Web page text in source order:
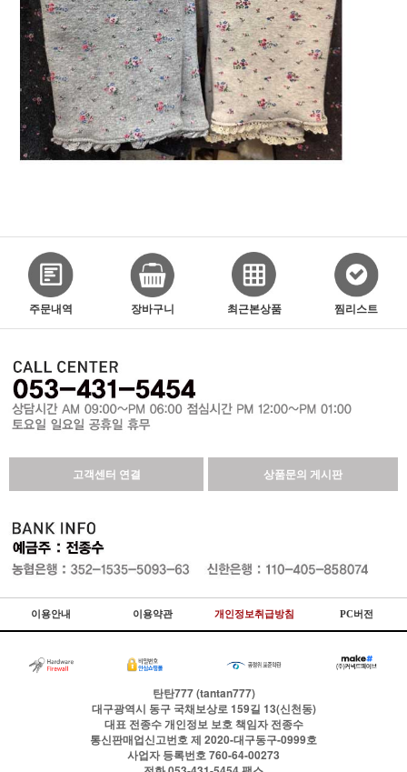
주문내역 장바구니 최근본상품 찜리스트
고객센터 연결 상품문의 게시판
이용안내 이용약관 개인정보취급방침 PC버전
탄탄777 (tantan777)
대구광역시 동구 국채보상로 159길 13(신천동)
대표전종수개인정보 보호 책임자전종수
통신판매업신고번호제 2020-대구동구-0999호
사업자 등록번호760-64-00273